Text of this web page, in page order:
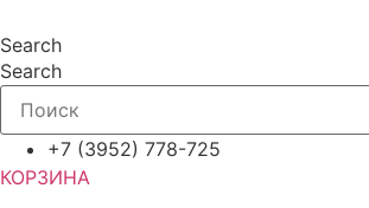
к
содержимому
Search
Search
+7 (3952) 778-725
КОРЗИНА